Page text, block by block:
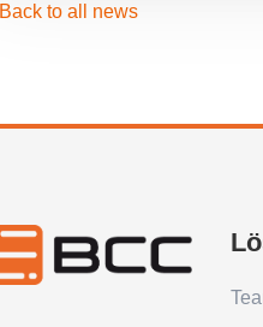
Back to all news